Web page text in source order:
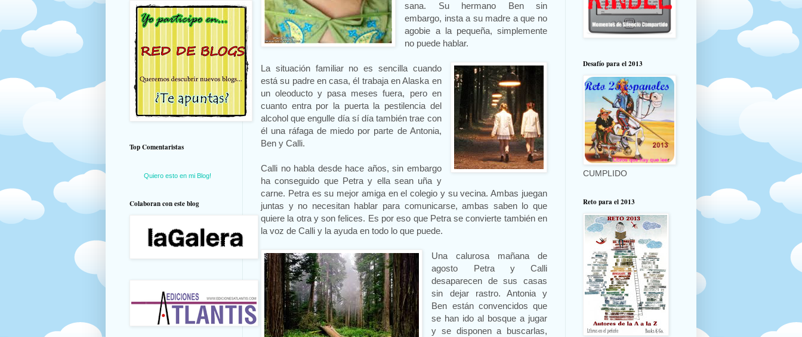
sana. Su hermano Ben sin
embargo, insta a su madre a que no
agobie a la pequeña, simplemente
no puede hablar.
La situación familiar no es sencilla cuando
está su padre en casa, él trabaja en Alaska en
un oleoducto y pasa meses fuera, pero en
cuanto entra por la puerta la pestilencia del
alcohol que engulle día sí día también trae con
él una ráfaga de miedo por parte de Antonia,
Ben y Calli.
Calli no habla desde hace años, sin embargo
ha conseguido que Petra y ella sean uña y
carne. Petra es su mejor amiga en el colegio y su vecina. Ambas juegan
juntas y no necesitan hablar para comunicarse, ambas saben lo que
quiere la otra y son felices. Es por eso que Petra se convierte también en
la voz de Calli y la ayuda en todo lo que puede.
Una calurosa mañana de
agosto Petra y Calli
desaparecen de sus casas
sin dejar rastro. Antonia y
Ben están convencidos que
se han ido al bosque a jugar
y se disponen a buscarlas,
Top Comentaristas
Quiero esto en mi Blog!
Colaboran con este blog
Desafío para el 2013
CUMPLIDO
Reto para el 2013